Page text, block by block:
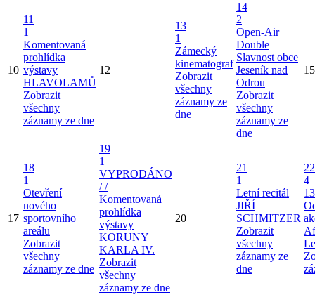
10
11
1
Komentovaná
prohlídka
výstavy
HLAVOLAMŮ
Zobrazit
všechny
záznamy ze dne
12
13
1
Zámecký
kinematograf
Zobrazit
všechny
záznamy ze
dne
14
2
Open-Air
Double
Slavnost obce
Jeseník nad
Odrou
Zobrazit
všechny
záznamy ze
dne
15
17
18
1
Otevření
nového
sportovního
areálu
Zobrazit
všechny
záznamy ze dne
19
1
VYPRODÁNO
/ /
Komentovaná
prohlídka
výstavy
KORUNY
KARLA IV.
Zobrazit
všechny
záznamy ze dne
20
21
1
Letní recitál
JIŘÍ
SCHMITZER
Zobrazit
všechny
záznamy ze
dne
22
4